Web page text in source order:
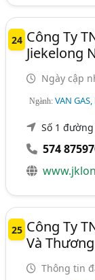
24 Công Ty
Jiekelong
Ngày cập
Ngành:VAN
Số 1
574
25 Công Ty
Và
Thông tin